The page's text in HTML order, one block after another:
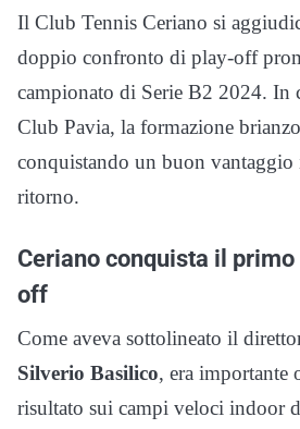
Il Club Tennis Ceriano si
doppio confronto di play-off
campionato di Serie B2 2024. In
Club Pavia, la formazione
conquistando un buon
ritorno.
Ceriano conquista il
off
Come aveva sottolineato il
Silverio Basilico, era importante
risultato sui campi veloci indoor